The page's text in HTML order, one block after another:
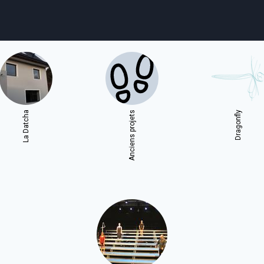
agenda personnes shop
email soutien
La Datcha Anciens projets Dragonfly